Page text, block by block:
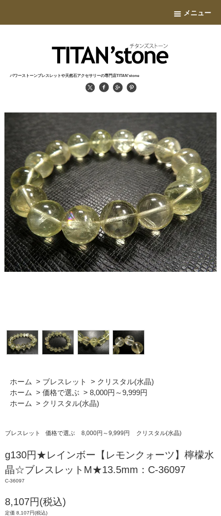
メニュー
パワーストーンブレスレットや天然石アクセサリーの専門店TITAN'stone
ホーム > ブレスレット > クリスタル(水晶)
ホーム > 価格で選ぶ > 8,000円～9,999円
ホーム > クリスタル(水晶)
ブレスレット 価格で選ぶ 8,000円～9,999円 クリスタル(水晶)
g130円★レインボー【レモンクォーツ】檸檬水
晶☆ブレスレットM★13.5mm：C-36097
C-36097
8,107円(税込)
定価 8,107円(税込)